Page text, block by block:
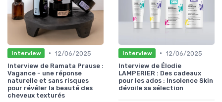
Interview • 12/06/2025
Interview de Ramata Prause :
Vagance - une réponse
naturelle et sans risques
pour révéler la beauté des
cheveux texturés
Interview • 12/06/2025
Interview de Élodie
LAMPERIER : Des cadeaux
pour les ados : Insolence Skin
dévoile sa sélection